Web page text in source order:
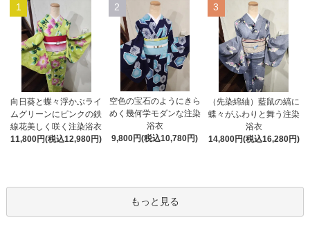
1
向日葵と蝶々浮かぶライ
ムグリーンにピンクの鉄
線花美しく咲く注染浴衣
11,800円(税込12,980円)
2
空色の宝石のようにきら
めく幾何学モダンな注染
浴衣
9,800円(税込10,780円)
3
（先染綿紬）藍鼠の縞に
蝶々がふわりと舞う注染
浴衣
14,800円(税込16,280円)
もっと見る